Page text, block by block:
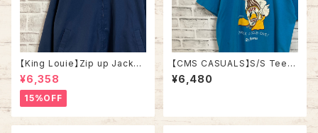
【King Louie】Zip up Jacket
L Made in USA アメリカ製 ジ
ップアップジャケット スウィング
トップ ドリズラージャケット ブラ
ックチェック 刺繍ロゴ ワンポイ
ントロゴ 胸ロゴ アウター アメリ
カ USA 古着
¥6,358
15%OFF
【CMS CASUALS】S/S Tee L
80s-90s Made in USA “DU
CK LIGHT” vintage USA製
ステッチ アメリカ USA レトロ
古着
¥6,480